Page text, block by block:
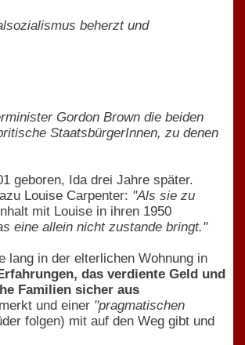
beherzt und
Gordon Brown die beiden
StaatsbürgerInnen, zu denen
geboren, Ida drei Jahre später.
Louise Carpenter: "Als sie zu
mit Louise in ihren 1950
eine allein nicht zustande bringt."
lang in der elterlichen Wohnung in
das verdiente Geld und
Familien sicher aus
und einer "pragmatischen
folgen) mit auf den Weg gibt und